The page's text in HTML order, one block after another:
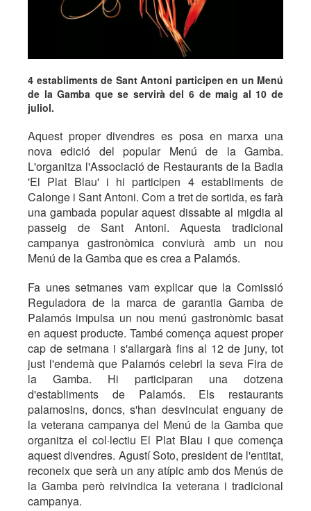
4 establiments de Sant Antoni participen en un Menú
de la Gamba que se servirà del 6 de maig al 10 de
juliol.
Aquest proper divendres es posa en marxa una
nova edició del popular Menú de la Gamba.
L'organitza l'Associació de Restaurants de la Badia
'El Plat Blau' i hi participen 4 establiments de
Calonge i Sant Antoni. Com a tret de sortida, es farà
una gambada popular aquest dissabte al migdia al
passeig de Sant Antoni. Aquesta tradicional
campanya gastronòmica conviurà amb un nou
Menú de la Gamba que es crea a Palamós.
Fa unes setmanes vam explicar que la Comissió
Reguladora de la marca de garantia Gamba de
Palamós impulsa un nou menú gastronòmic basat
en aquest producte. També comença aquest proper
cap de setmana i s'allargarà fins al 12 de juny, tot
just l'endemà que Palamós celebri la seva Fira de
la Gamba. Hi participaran una dotzena
d'establiments de Palamós. Els restaurants
palamosins, doncs, s'han desvinculat enguany de
la veterana campanya del Menú de la Gamba que
organitza el col·lectiu El Plat Blau i que comença
aquest divendres. Agustí Soto, president de l'entitat,
reconeix que serà un any atípic amb dos Menús de
la Gamba però reivindica la veterana i tradicional
campanya.